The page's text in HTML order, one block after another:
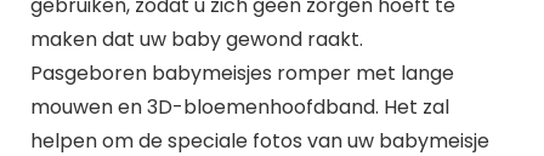
maken dat uw baby gewond raakt.
Pasgeboren babymeisjes romper met lange
mouwen en 3D-bloemenhoofdband. Het zal
helpen om de speciale fotos van uw babymeisje